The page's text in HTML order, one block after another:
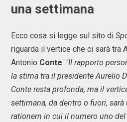
una settimana
Ecco cosa si legge sul sito di
riguarda il vertice che ci sarà tra
Antonio Conte: "Il rapporto
la stima tra il presidente Aurelio
Conte resta profonda, ma il
settimana, da dentro o fuori,
rationem in cui il numero uno